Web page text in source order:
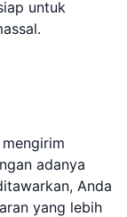
untuk
adanya
Anda
yang lebih